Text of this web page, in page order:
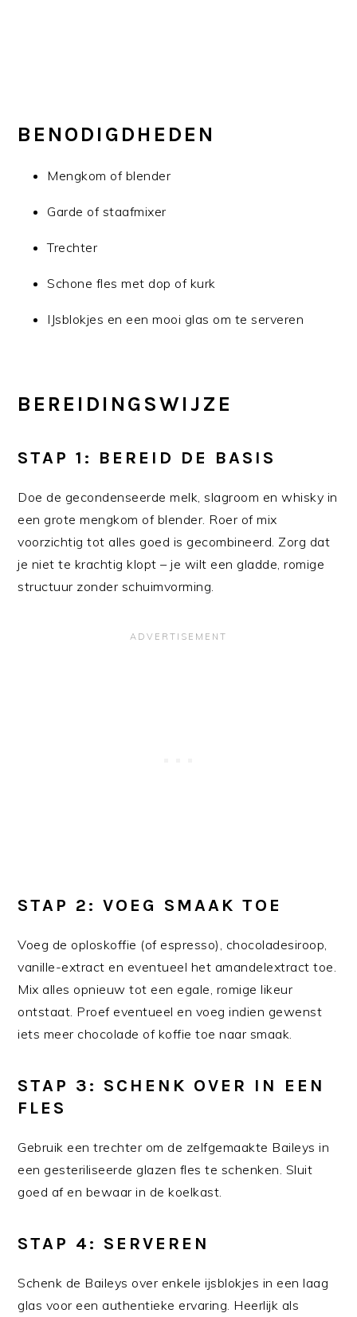
BENODIGDHEDEN
Mengkom of blender
Garde of staafmixer
Trechter
Schone fles met dop of kurk
IJsblokjes en een mooi glas om te serveren
BEREIDINGSWIJZE
STAP 1: BEREID DE BASIS
Doe de gecondenseerde melk, slagroom en whisky in
een grote mengkom of blender. Roer of mix
voorzichtig tot alles goed is gecombineerd. Zorg dat
je niet te krachtig klopt – je wilt een gladde, romige
structuur zonder schuimvorming.
STAP 2: VOEG SMAAK TOE
Voeg de oploskoffie (of espresso), chocoladesiroop,
vanille-extract en eventueel het amandelextract toe.
Mix alles opnieuw tot een egale, romige likeur
ontstaat. Proef eventueel en voeg indien gewenst
iets meer chocolade of koffie toe naar smaak.
STAP 3: SCHENK OVER IN EEN
FLES
Gebruik een trechter om de zelfgemaakte Baileys in
een gesteriliseerde glazen fles te schenken. Sluit
goed af en bewaar in de koelkast.
STAP 4: SERVEREN
Schenk de Baileys over enkele ijsblokjes in een laag
glas voor een authentieke ervaring. Heerlijk als